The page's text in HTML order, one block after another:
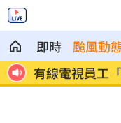
即時 颱風動
賽
有線電視員工
12hrs